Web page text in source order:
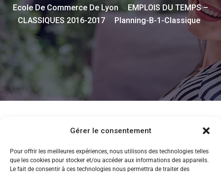
Gérer le consentement
Pour offrir les meilleures expériences, nous utilisons des technologies telles
que les cookies pour stocker et/ou accéder aux informations des appareils.
Le fait de consentir à ces technologies nous permettra de traiter des
Ecole De Commerce De Lyon > EMPLOIS DU TEMPS –
CLASSIQUES 2016-2017
Planning-B-1-Classique
planning-b-1-classique